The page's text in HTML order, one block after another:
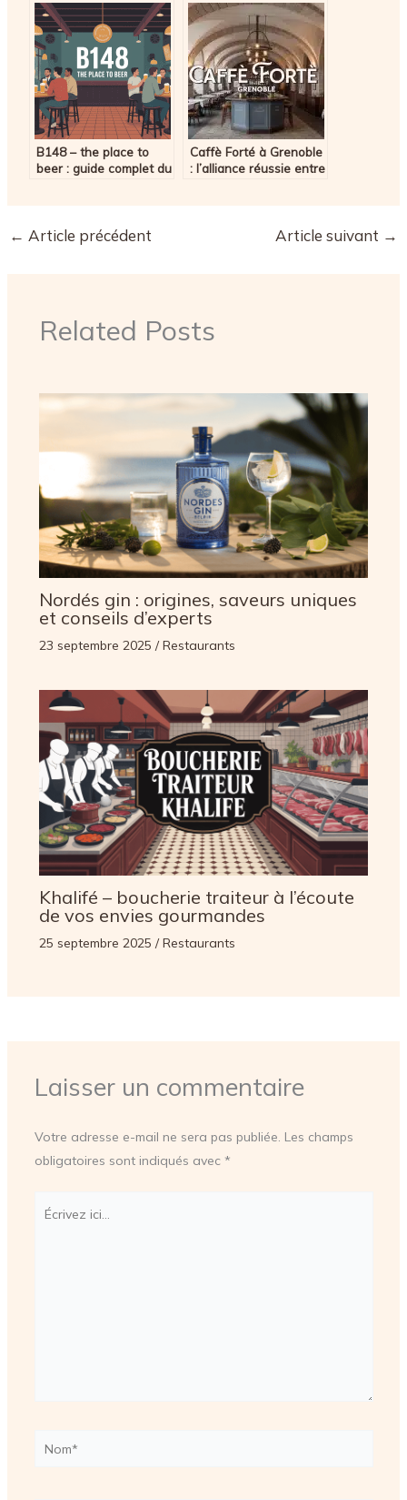
authentiques en
Normandie
B148 – the place to
beer : guide complet du
Caffè Forté à Grenoble
: l’alliance réussie entre
← Article précédent Article suivant →
Related Posts
Nordés gin : origines, saveurs uniques
et conseils d’experts
23 septembre 2025 /Restaurants
Khalifé – boucherie traiteur à l’écoute
de vos envies gourmandes
25 septembre 2025 /Restaurants
Laisser un commentaire
Votre adresse e-mail ne sera pas publiée. Les champs
obligatoires sont indiqués avec *
Nom*